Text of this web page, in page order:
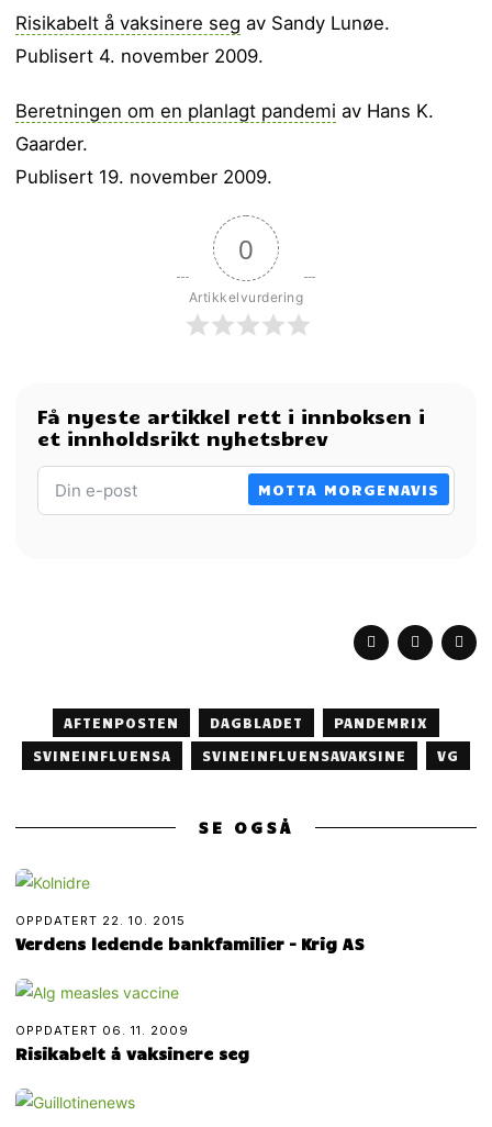
Risikabelt å vaksinere seg av Sandy Lunøe.
Publisert 4. november 2009.
Beretningen om en planlagt pandemi av Hans K.
Gaarder.
Publisert 19. november 2009.
0
Artikkelvurdering
Få nyeste artikkel rett i innboksen i
et innholdsrikt nyhetsbrev
MOTTA MORGENAVIS
AFTENPOSTEN DAGBLADET
PANDEMRIX
SVINEINFLUENSA
SVINEINFLUENSAVAKSINE VG
SE OGSÅ
OPPDATERT 22. 10. 2015
Verdens ledende bankfamilier – Krig AS
OPPDATERT 06. 11. 2009
Risikabelt å vaksinere seg